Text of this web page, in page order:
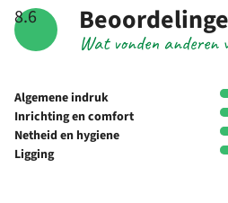
8.6
Wat vonden anderen
Algemene indruk
Inrichting en comfort
Netheid en hygiene
Ligging